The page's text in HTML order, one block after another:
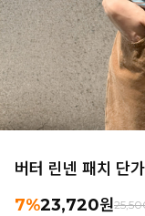
버터 린넨 패치 단
7%23,720원